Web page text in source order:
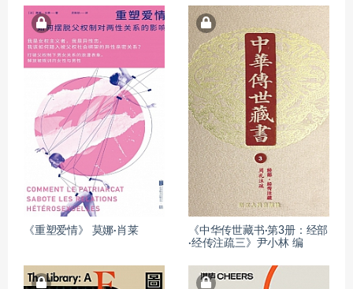
《重塑爱情》 莫娜·肖莱
《中华传世藏书·第3册：经部
·经传注疏三》尹小林 编